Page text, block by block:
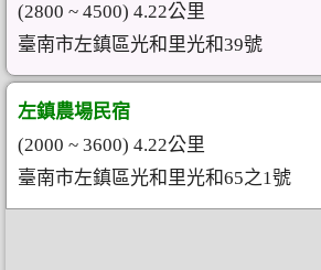
(2800 ~ 4500) 4.22公里
臺南市左鎮區光和里光和39號
左鎮農場民宿
(2000 ~ 3600) 4.22公里
臺南市左鎮區光和里光和65之1號